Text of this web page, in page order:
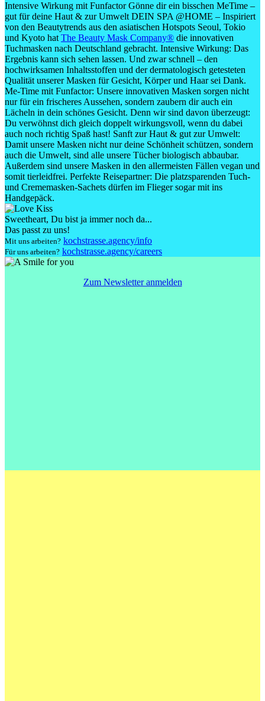
Intensive Wirkung mit Funfactor Gönne dir ein bisschen MeTime –
gut für deine Haut & zur Umwelt DEIN SPA @HOME – Inspiriert
von den Beautytrends aus den asiatischen Hotspots Seoul, Tokio
und Kyoto hat The Beauty Mask Company® die innovativen
Tuchmasken nach Deutschland gebracht. Intensive Wirkung: Das
Ergebnis kann sich sehen lassen. Und zwar schnell – den
hochwirksamen Inhaltsstoffen und der dermatologisch getesteten
Qualität unserer Masken für Gesicht, Körper und Haar sei Dank.
Me-Time mit Funfactor: Unsere innovativen Masken sorgen nicht
nur für ein frischeres Aussehen, sondern zaubern dir auch ein
Lächeln in dein schönes Gesicht. Denn wir sind davon überzeugt:
Du verwöhnst dich gleich doppelt wirkungsvoll, wenn du dabei
auch noch richtig Spaß hast! Sanft zur Haut & gut zur Umwelt:
Damit unsere Masken nicht nur deine Schönheit schützen, sondern
auch die Umwelt, sind alle unsere Tücher biologisch abbaubar.
Außerdem sind unsere Masken in den allermeisten Fällen vegan und
somit tierleidfrei. Perfekte Reisepartner: Die platzsparenden Tuch-
und Crememasken-Sachets dürfen im Flieger sogar mit ins
Handgepäck.
Sweetheart, Du bist ja immer noch da...
Das passt zu uns!
Mit uns arbeiten? kochstrasse.agency/info
Für uns arbeiten? kochstrasse.agency/careers
Zum Newsletter anmelden